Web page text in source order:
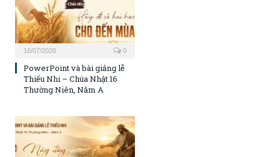
16/07/2026 0
PowerPoint và bài giảng lễ
Thiếu Nhi – Chúa Nhật 16
Thường Niên, Năm A